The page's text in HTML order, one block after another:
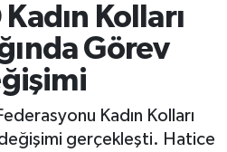
Kolları
Görev
Kadın Kolları
değişimi gerçekleşti. Hatice
ve Fikstür